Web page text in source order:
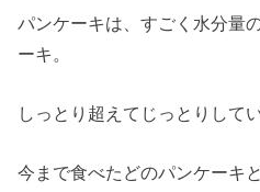
パンケーキは、すごく水分量
ーキ。
しっとり超えてじっとりしてい
今まで食べたどのパンケーキ